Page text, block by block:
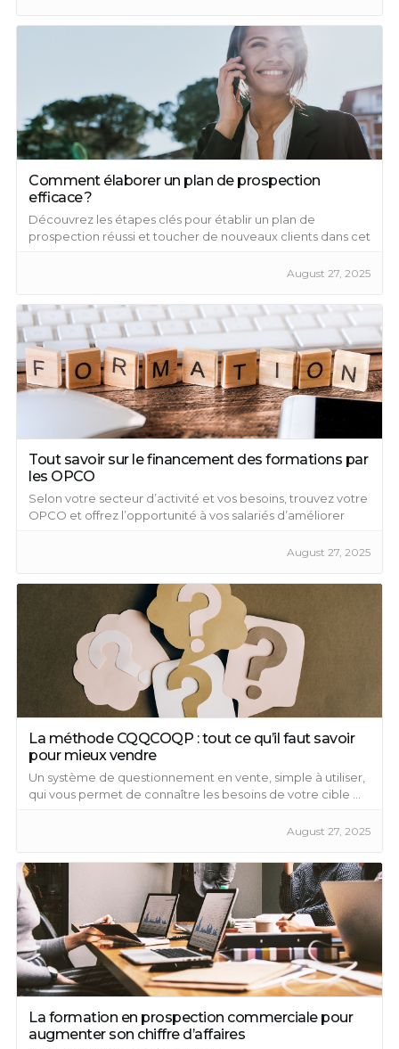
Comment élaborer un plan de prospection
efficace ?
Découvrez les étapes clés pour établir un plan de
prospection réussi et toucher de nouveaux clients dans cet
August 27, 2025
Tout savoir sur le financement des formations par
les OPCO
Selon votre secteur d’activité et vos besoins, trouvez votre
OPCO et offrez l’opportunité à vos salariés d’améliorer
August 27, 2025
La méthode CQQCOQP : tout ce qu’il faut savoir
pour mieux vendre
Un système de questionnement en vente, simple à utiliser,
qui vous permet de connaître les besoins de votre cible ...
August 27, 2025
La formation en prospection commerciale pour
augmenter son chiffre d’affaires